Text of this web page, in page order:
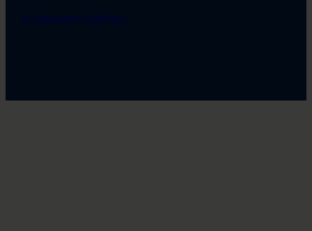
Evästeiden hallinta